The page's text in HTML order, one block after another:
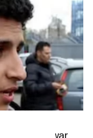
– es war